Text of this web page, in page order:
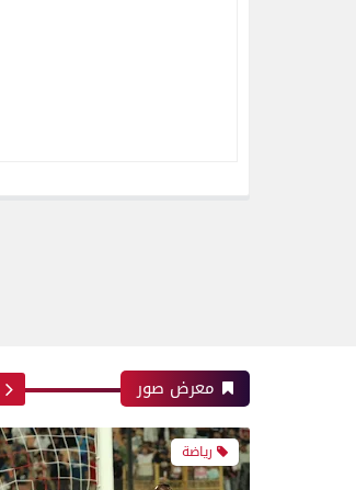
معرض صور
كأس الكونفدرالية الإفريقية
رياضة